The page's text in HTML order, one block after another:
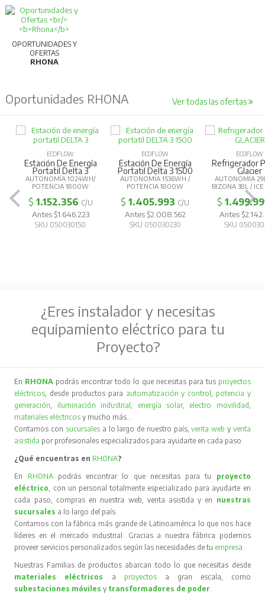
OPORTUNIDADES Y
OFERTAS
RHONA
Oportunidades RHONA Ver todas las ofertas
ECOFLOW
Estación De Energía
Portatil Delta 3
AUTONOMÍA 1024WH/
POTENCIA 1800W
$ 1.152.356 C/U
Antes $1.646.223
SKU 050030150
ECOFLOW
Estación De Energía
Portatil Delta 3 1500
AUTONOMÍA 1536WH /
POTENCIA 1800W
$1.405.993 C/U
Antes $2.008.562
SKU 050030230
ECOFLOW
Refrigerador
Glacier
AUTONOMIA
BIZONA 38L /
$
Antes
SKU
¿Eres instalador y necesitas
equipamiento eléctrico para tu
Proyecto?
En RHONA podrás encontrar todo lo que necesitas para tus proyectos
eléctricos, desde productos para automatización y control, potencia y
generación, iluminación industrial, energía solar, electro movilidad,
materiales eléctricos y mucho más…
Contamos con sucursales a lo largo de nuestro país,venta web y venta
asistida por profesionales especializados para ayudarte en cada paso.
¿Qué encuentras en RHONA?
En RHONA podrás encontrar lo que necesitas para tu proyecto
eléctrico, con un personal totalmente especializado para ayudarte en
cada paso, compras en nuestra web, venta asistida y en nuestras
sucursales a lo largo del país.
Contamos con la fábrica más grande de Latinoamérica lo que nos hace
líderes en el mercado industrial. Gracias a nuestra fábrica podemos
proveer servicios personalizados según las necesidades de tu empresa.
Nuestras Familias de productos abarcan todo lo que necesitas desde
materiales eléctricos
a proyectos
a gran escala, como
subestaciones móvilesy transformadores de poder.